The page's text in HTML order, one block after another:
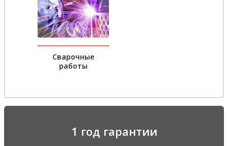
Сварочные
работы
1 год гарантии